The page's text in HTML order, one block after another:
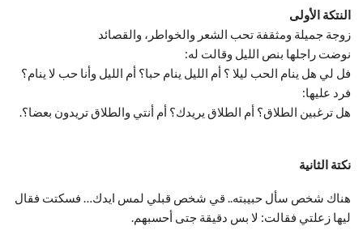
النتكة الأولى
زوجة جميلة ومثقفة تحب الشعر والخواطر، والقصائد
نوضت راجلها بنص الليل وقالت له:
فل لي هل ينام الحب ليلا ؟ أم الليل ينام حبا؟ أم الليل وأنا حب لا ينام؟
فرد عليها:
هل ترغبين الطلاق؟ أم الطلاق يريدك؟ أم أنتي والطلاق تريدون بعضا؟.
نكتة الثانية
هناك شخص سأل حبيبته.. قي شخص قبلي لمس ايدك… فسكتت فقال
ليها زعلتي فقالت: لا بس دقيقة جتى أحسبهم.